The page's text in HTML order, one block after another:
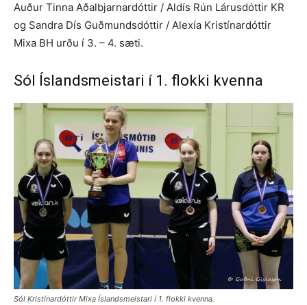
Auður Tinna Aðalbjarnardóttir / Aldís Rún Lárusdóttir KR
og Sandra Dís Guðmundsdóttir / Alexía Kristínardóttir
Mixa BH urðu í 3. – 4. sæti.
Sól Íslandsmeistari í 1. flokki kvenna
Sól Kristínardóttir Mixa Íslandsmeistari í 1. flokki kvenna.